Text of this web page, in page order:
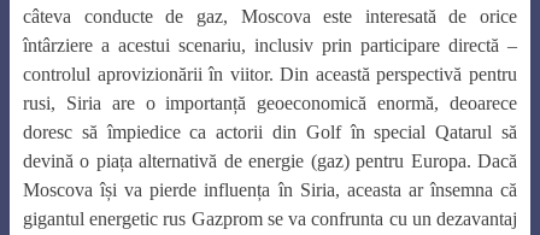
câteva conducte de gaz, Moscova este interesată de orice
întârziere a acestui scenariu, inclusiv prin participare directă –
controlul aprovizionării în viitor. Din această perspectivă pentru
rusi, Siria are o importanță geoeconomică enormă, deoarece
doresc să împiedice ca actorii din Golf în special Qatarul să
devină o piața alternativă de energie (gaz) pentru Europa. Dacă
Moscova își va pierde influența în Siria, aceasta ar însemna că
gigantul energetic rus Gazprom se va confrunta cu un dezavantaj